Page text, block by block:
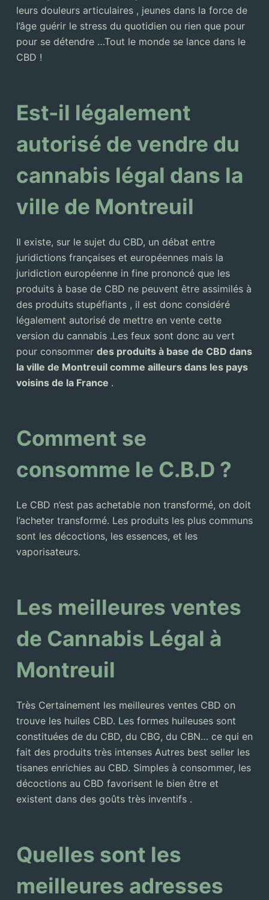
leurs douleurs articulaires , jeunes dans la force de
l’âge guérir le stress du quotidien ou rien que pour
pour se détendre …Tout le monde se lance dans le
CBD !
Est-il légalement
autorisé de vendre du
cannabis légal dans la
ville de Montreuil
Il existe, sur le sujet du CBD, un débat entre
juridictions françaises et européennes mais la
juridiction européenne in fine prononcé que les
produits à base de CBD ne peuvent être assimilés à
des produits stupéfiants , il est donc considéré
légalement autorisé de mettre en vente cette
version du cannabis .Les feux sont donc au vert
pour consommer des produits à base de CBD dans
la ville de Montreuil comme ailleurs dans les pays
voisins de la France .
Comment se
consomme le C.B.D ?
Le CBD n’est pas achetable non transformé, on doit
l’acheter transformé. Les produits les plus communs
sont les décoctions, les essences, et les
vaporisateurs.
Les meilleures ventes
de Cannabis Légal à
Montreuil
Très Certainement les meilleures ventes CBD on
trouve les huiles CBD. Les formes huileuses sont
constituées de du CBD, du CBG, du CBN… ce qui en
fait des produits très intenses Autres best seller les
tisanes enrichies au CBD. Simples à consommer, les
décoctions au CBD favorisent le bien être et
existent dans des goûts très inventifs .
Quelles sont les
meilleures adresses